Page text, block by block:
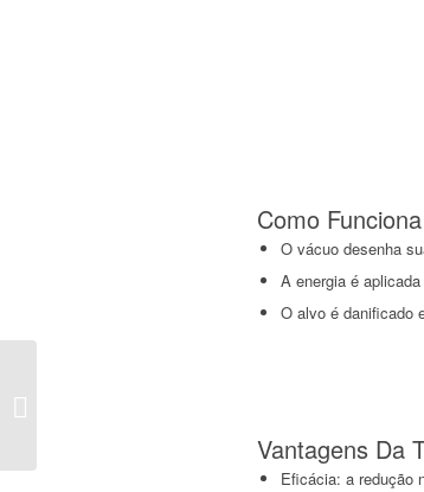
Como
O vácuo desenha
A energia é
O alvo é danificado
Vantagens Da
Eficácia: a redução